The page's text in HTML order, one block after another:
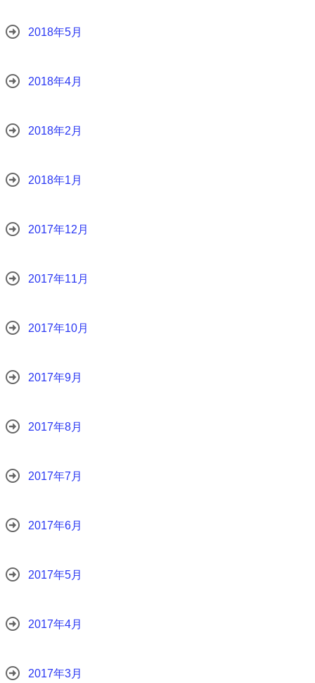
2018年5月
2018年4月
2018年2月
2018年1月
2017年12月
2017年11月
2017年10月
2017年9月
2017年8月
2017年7月
2017年6月
2017年5月
2017年4月
2017年3月